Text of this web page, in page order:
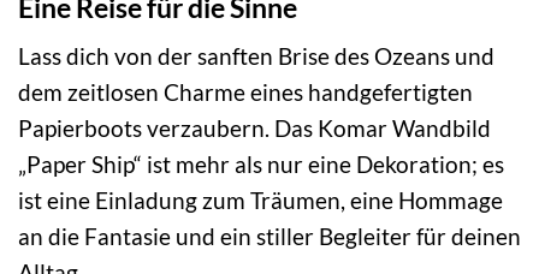
Lass dich von der sanften Brise des Ozeans und
dem zeitlosen Charme eines handgefertigten
Papierboots verzaubern. Das Komar Wandbild
„Paper Ship“ ist mehr als nur eine Dekoration; es
ist eine Einladung zum Träumen, eine Hommage
an die Fantasie und ein stiller Begleiter für deinen